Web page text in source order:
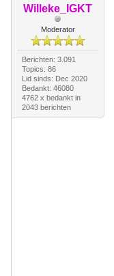
Willeke_IGKT
Moderator
Berichten: 3.091
Topics: 86
Lid sinds: Dec 2020
Bedankt: 46080
4762 x bedankt in
2043 berichten